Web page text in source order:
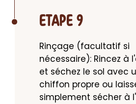
ETAPE 9
Rinçage (facultatif si
nécessaire): Rincez à
et séchez le sol avec
chiffon propre ou
simplement sécher à